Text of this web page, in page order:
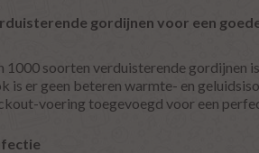
gordijnen voor een
1000 soorten verduisterende gordijnen
is er geen beteren warmte- en
voering toegevoegd voor een